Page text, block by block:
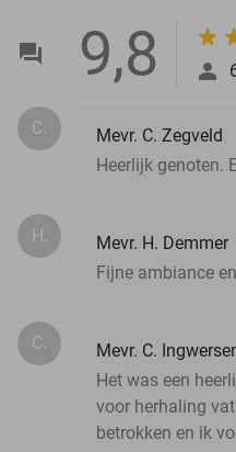
9,8
C.
Mevr. C. Zegveld
Heerlijk genoten.
H.
Mevr. H. Demmer
Fijne ambiance
C.
Mevr. C.
Het was een
voor herhaling
betrokken en ik